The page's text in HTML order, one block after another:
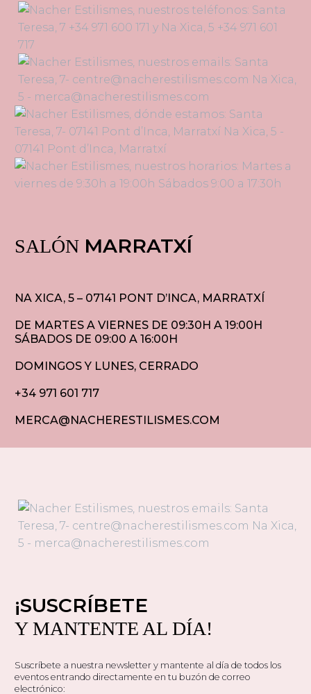
SALÓN MARRATXÍ
NA XICA, 5 – 07141 PONT D’INCA, MARRATXÍ
DE MARTES A VIERNES DE 09:30H A 19:00H
SÁBADOS DE 09:00 A 16:00H
DOMINGOS Y LUNES, CERRADO
+34 971 601 717
MERCA@NACHERESTILISMES.COM
¡SUSCRÍBETE
Y MANTENTE AL DÍA!
Suscríbete a nuestra newsletter y mantente al día de todos los
eventos entrando directamente en tu buzón de correo
electrónico: